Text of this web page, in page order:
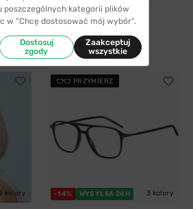
Solano
Solano 10204 B z nakładką
przeciwsłoneczną z...
299,99 zł
kolory
PRZYMIERZ
-14% WYSYŁKA 24H 3 kolory
poszczególnych kategorii plików
w “Chcę dostosować mój wybór”.
Dostosuj
zgody
Zaakceptuj
wszystkie